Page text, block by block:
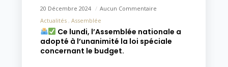
20 Décembre 2024
Aucun Commentaire
Actualités
Assemblée
Ce lundi, l’Assemblée nationale a
adopté à l’unanimité la loi spéciale
concernant le budget.